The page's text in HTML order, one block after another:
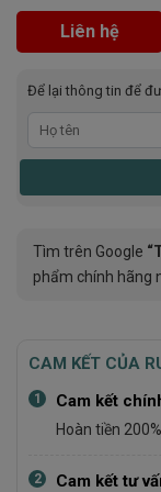
Liên hệ
Để lại thông tin để
Tìm trên Google
phẩm chính hãng
CAM KẾT CỦA
1 Cam kết
Hoàn tiền
2 Cam kết tư